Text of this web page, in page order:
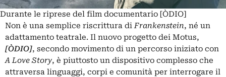
Durante le riprese del film documentario [ÒDIO]
Non è una semplice riscrittura diFrankenstein, né un
adattamento teatrale. Il nuovo progetto dei Motus,
[ÒDIO], secondo movimento di un percorso iniziato con
A Love Story, è piuttosto un dispositivo complesso che
attraversa linguaggi, corpi e comunità per interrogare il